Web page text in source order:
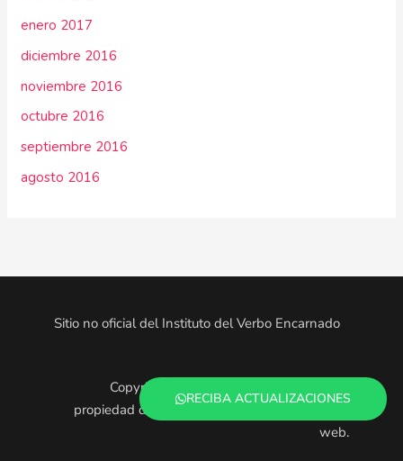
enero 2017
diciembre 2016
noviembre 2016
octubre 2016
septiembre 2016
agosto 2016
RECIBA ACTUALIZACIONES
Sitio no oficial del Instituto del Verbo Encarnado
Copyright © 2025. Todo el contenido es
propiedad de los administradores de este sitio
web.